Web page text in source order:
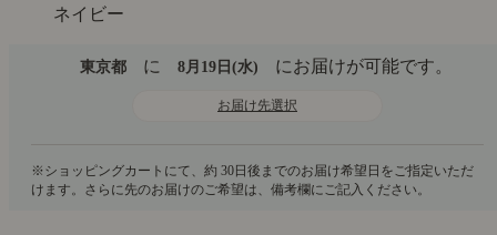
ネイビー
東京都 に 8月19日(水) にお届けが可能です。
お届け先選択